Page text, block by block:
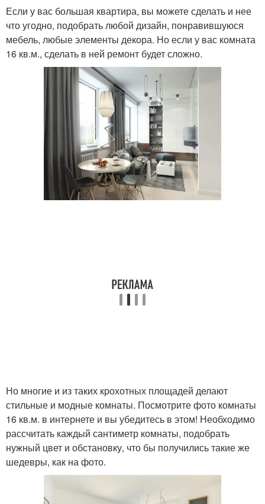
Если у вас большая квартира, вы можете сделать и нее
что угодно, подобрать любой дизайн, понравившуюся
мебель, любые элементы декора. Но если у вас комната
16 кв.м., сделать в ней ремонт будет сложно.
Но многие и из таких крохотных площадей делают
стильные и модные комнаты. Посмотрите фото комнаты
16 кв.м. в интернете и вы убедитесь в этом! Необходимо
рассчитать каждый сантиметр комнаты, подобрать
нужный цвет и обстановку, что бы получились такие же
шедевры, как на фото.